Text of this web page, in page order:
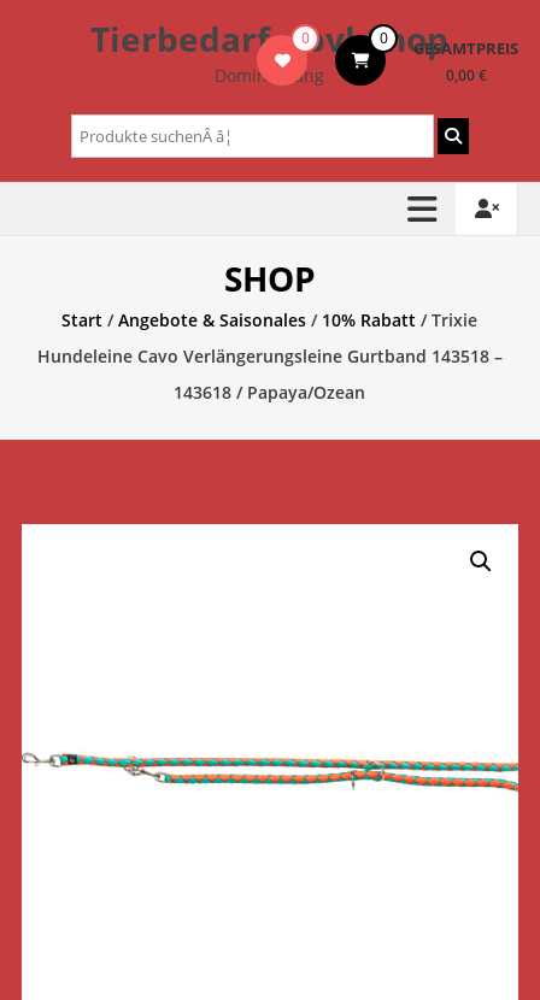
Tierbedarf – bvl-Shop
Dominik Lang
0 0 GESAMTPREIS
0,00 €
Suchen
nach:
SHOP
Start /Angebote & Saisonales / 10% Rabatt / Trixie
Hundeleine Cavo Verlängerungsleine Gurtband 143518 –
143618 / Papaya/Ozean